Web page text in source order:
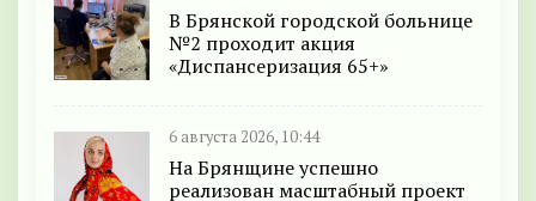
В Брянской городской больнице
№2 проходит акция
«Диспансеризация 65+»
6 августа 2026, 10:44
На Брянщине успешно
реализован масштабный проект